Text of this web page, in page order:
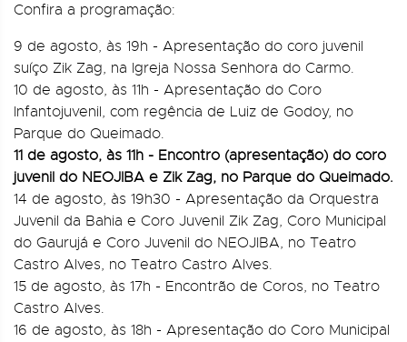
Confira a programação:
9 de agosto, às 19h - Apresentação do coro juvenil
suíço Zik Zag, na Igreja Nossa Senhora do Carmo.
10 de agosto, às 11h - Apresentação do Coro
Infantojuvenil, com regência de Luiz de Godoy, no
Parque do Queimado.
11 de agosto, às 11h - Encontro (apresentação) do coro
juvenil do NEOJIBA e Zik Zag, no Parque do Queimado.
14 de agosto, às 19h30 - Apresentação da Orquestra
Juvenil da Bahia e Coro Juvenil Zik Zag, Coro Municipal
do Gaurujá e Coro Juvenil do NEOJIBA, no Teatro
Castro Alves, no Teatro Castro Alves.
15 de agosto, às 17h - Encontrão de Coros, no Teatro
Castro Alves.
16 de agosto, às 18h - Apresentação do Coro Municipal